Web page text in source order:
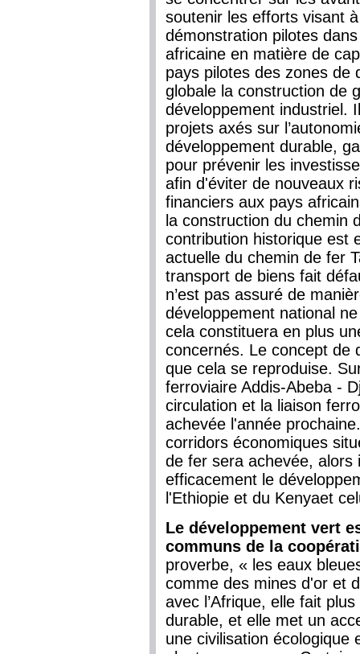
soutenir les efforts visant
démonstration pilotes
africaine en matière de
pays pilotes des zones de
globale la construction de
développement industriel.
projets axés sur
développement durable,
pour prévenir les
afin d'éviter de nouveaux
financiers aux pays
la construction du chemin
contribution historique est
actuelle du chemin de fer
transport de biens fait
n’est pas assuré de
développement national
cela constituera en plus
concernés. Le concept de
que cela se reproduise.
ferroviaire Addis-Abeba -
circulation et la liaison
achevée l'année
corridors économiques
de fer sera achevée, alors
efficacement le
l'Ethiopie et du Kenyaet
Le développement vert
communs de la
proverbe, « les eaux
comme des mines d'or et
avec l’Afrique, elle fait
durable, et elle met un
une civilisation écologique